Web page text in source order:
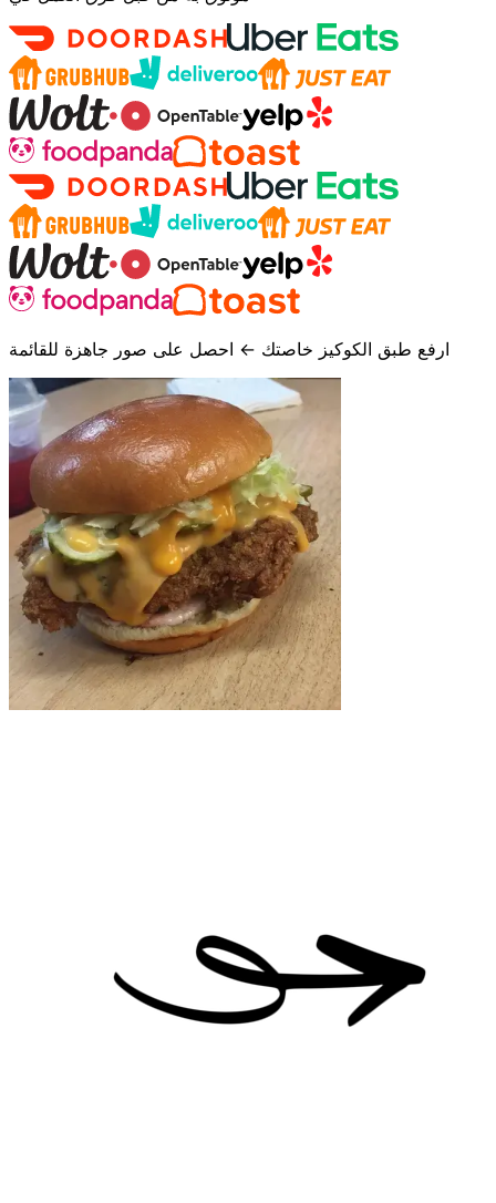
ارفع طبق الكوكيز خاصتك ← احصل على صور جاهزة للقائمة